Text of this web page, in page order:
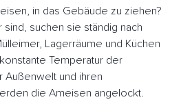
in das Gebäude zu ziehen?
suchen sie ständig nach
Lagerräume und Küchen
Temperatur der
Außenwelt und ihren
die Ameisen angelockt.